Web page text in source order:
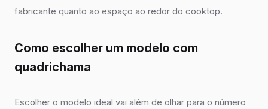
fabricante quanto ao espaço ao redor do cooktop.
Como escolher um modelo com
quadrichama
Escolher o modelo ideal vai além de olhar para o número